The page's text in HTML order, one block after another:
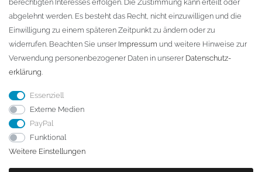
Telefon:+49 (0)3501 507295
info@dach-teufel.de
berechtigten Interesses erfolgen. Die Zustimmung kann erteilt oder
abgelehnt werden. Es besteht das Recht, nicht einzuwilligen und die
Einwilligung zu einem späteren Zeitpunkt zu ändern oder zu
widerrufen. Beachten Sie unser Impressum und weitere Hinweise zur
Verwendung personenbezogener Daten in unserer Daten­schutz­
erklärung.
Essenziell
Externe Medien
PayPal
Funktional
Weitere Einstellungen